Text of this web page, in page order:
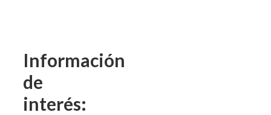
Información
de
interés: